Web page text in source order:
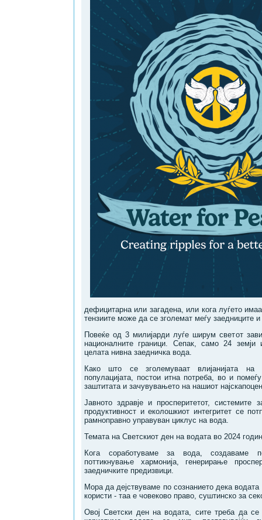
дефицитарна или загадена, или кога луѓето
тензиите може да се зголемат меѓу заедниците и
Повеќе од 3 милијарди луѓе ширум светот
националните граници. Сепак, само 24 земји
целата нивна заедничка вода.
Како што се зголемуваат влијанијата на
популацијата, постои итна потреба, во и
заштитата и зачувувањето на нашиот
Јавното здравје и просперитетот, системите
продуктивност и еколошкиот интегритет се
рамноправно управуван циклус на вода.
Темата на Светскиот ден на водата во 2024
Кога соработуваме за вода, создаваме
поттикнување хармонија, генерирање
заедничките предизвици.
Мора да дејствуваме по сознанието дека
користи - таа е човеково право, суштинско за
Овој Светски ден на водата, сите треба да